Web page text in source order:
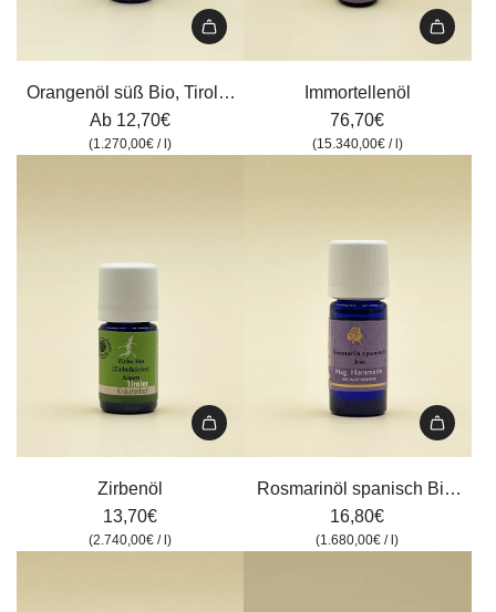
Orangenöl süß Bio, Tiroler
Kräuterhof
Ab 12,70€
(1.270,00€ /l)
Immortellenöl
Warenkorb
hinzufügen
Immortellenöl
76,70€
(15.340,00€ /l)
Zirbenöl
Warenkorb
hinzufügen
Zirbenöl
13,70€
(2.740,00€ / l)
Rosmarinöl
spanisch
Rosmarinöl spanisch Bio,
Tiroler Kräuterhof, 10 ml
16,80€
(1.680,00€ / l)